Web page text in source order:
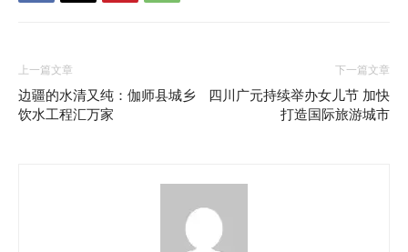
上一篇文章
边疆的水清又纯：伽师县城乡
饮水工程汇万家
下一篇文章
四川广元持续举办女儿节 加快
打造国际旅游城市